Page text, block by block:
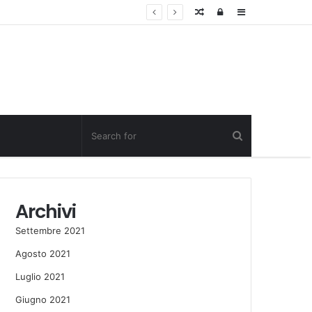
Sidebar
Log
Random
Archivi
Settembre 2021
Agosto 2021
Luglio 2021
Giugno 2021